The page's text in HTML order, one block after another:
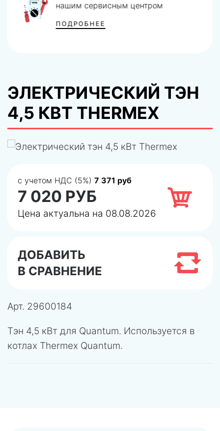
нашим сервисным центром
ПОДРОБНЕЕ
ЭЛЕКТРИЧЕСКИЙ ТЭН
4,5 КВТ THERMEX
с учетом НДС (5%) 7 371 руб
7 020 РУБ
Цена актуальна на 08.08.2026
ДОБАВИТЬ
В СРАВНЕНИЕ
Арт. 29600184
Тэн 4,5 кВт для Quantum. Используется в
котлах Thermex Quantum.